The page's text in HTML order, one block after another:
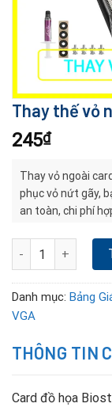
Thay thế vỏ
245₫
Thay vỏ ngoài
phục vỏ nứt gãy,
an toàn, chi phí
Thay thế vỏ ngoài
Danh mục: Bảng
VGA
THÔNG TIN
Card đồ họa